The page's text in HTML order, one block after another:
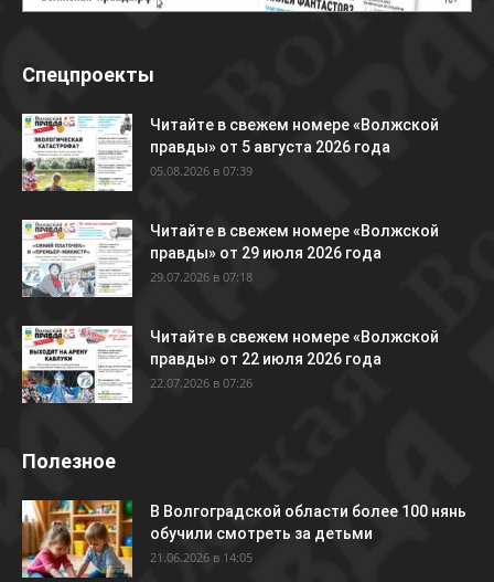
Спецпроекты
Читайте в свежем номере «Волжской
правды» от 5 августа 2026 года
05.08.2026 в 07:39
Читайте в свежем номере «Волжской
правды» от 29 июля 2026 года
29.07.2026 в 07:18
Читайте в свежем номере «Волжской
правды» от 22 июля 2026 года
22.07.2026 в 07:26
Полезное
В Волгоградской области более 100 нянь
обучили смотреть за детьми
21.06.2026 в 14:05